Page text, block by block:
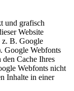
und grafisch
Website
z. B. Google
Google Webfonts
Cache Ihres
Webfonts nicht
Inhalte in einer